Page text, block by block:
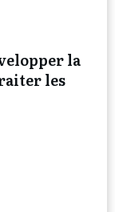
la
les